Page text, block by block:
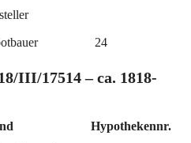
24
III/17514 – ca. 1818-
Hypothekennr.